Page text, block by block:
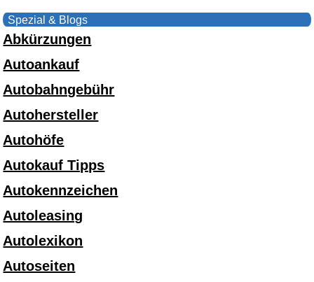
Spezial & Blogs
Abkürzungen
Autoankauf
Autobahngebühr
Autohersteller
Autohöfe
Autokauf Tipps
Autokennzeichen
Autoleasing
Autolexikon
Autoseiten